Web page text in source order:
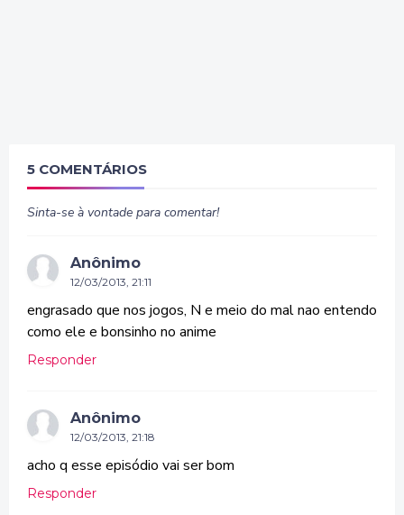
5 COMENTÁRIOS
Sinta-se à vontade para comentar!
Anônimo
12/03/2013, 21:11
engrasado que nos jogos, N e meio do mal nao entendo
como ele e bonsinho no anime
Responder
Anônimo
12/03/2013, 21:18
acho q esse episódio vai ser bom
Responder